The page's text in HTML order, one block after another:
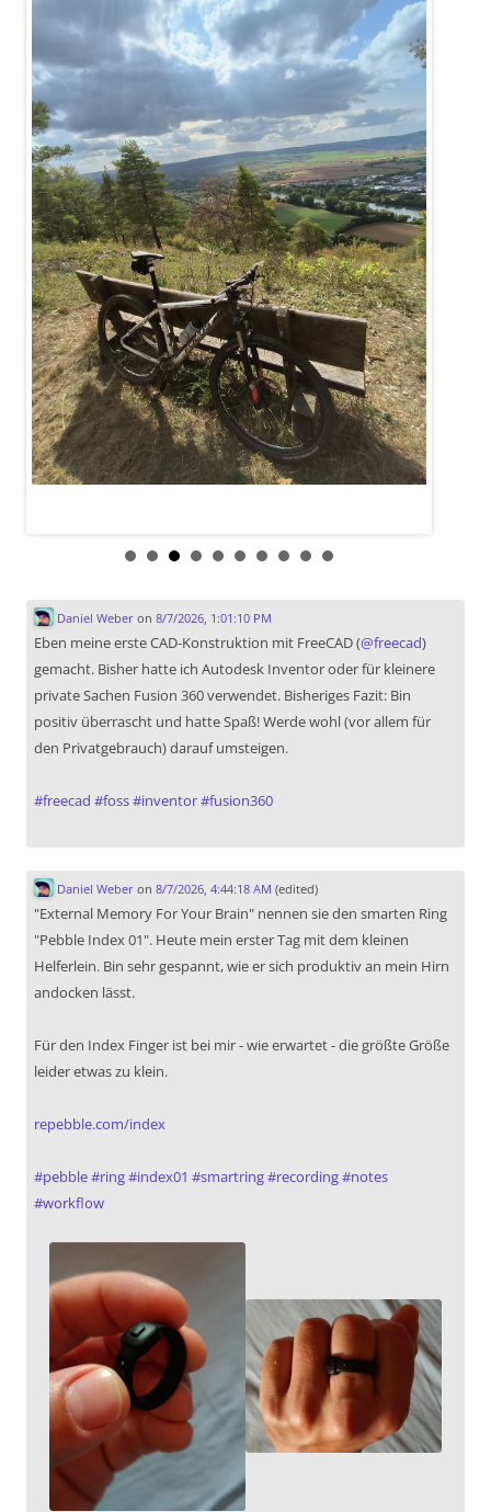
Daniel Weberon 8/7/2026, 1:01:10 PM
Eben meine erste CAD-Konstruktion mit FreeCAD (@freecad)
gemacht. Bisher hatte ich Autodesk Inventor oder für kleinere
private Sachen Fusion 360 verwendet. Bisheriges Fazit: Bin
positiv überrascht und hatte Spaß! Werde wohl (vor allem für
den Privatgebrauch) darauf umsteigen.
#freecad #foss#inventor#fusion360
Daniel Weberon 8/7/2026, 4:44:18 AM (edited)
"External Memory For Your Brain" nennen sie den smarten Ring
"Pebble Index 01". Heute mein erster Tag mit dem kleinen
Helferlein. Bin sehr gespannt, wie er sich produktiv an mein Hirn
andocken lässt.
Für den Index Finger ist bei mir - wie erwartet - die größte Größe
leider etwas zu klein.
repebble.com/index
#pebble#ring#index01 #smartring#recording#notes
#workflow